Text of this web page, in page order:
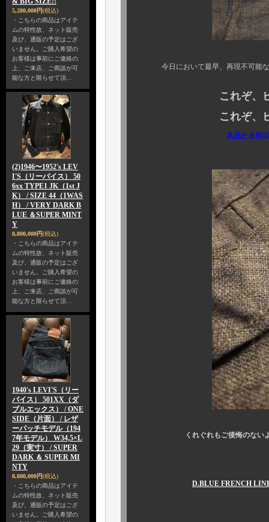
5,280,000円(税込)
・こちらの商品はアイテ
ムの特性故、ネット販売
及び、通販の予定はござ
いません。ご購入希望の
お客様は事前にご連絡の
上、ご来店、ご商談が可
能な方と限らせて頂…
(2)1946〜1952's LEV
I'S（リーバイス） 50
6xx TYPE1 JK（1st J
K） / SIZE 44（1WAS
H） / VERY DARK B
LUE ＆SUPER MINT
Y
8,800,000円(税込)
・こちらの商品はアイテ
ムの特性故、ネット販売
及び、通販の予定はござ
いません。ご購入希望の
お客様は事前にご連絡の
上、ご来店、ご商談が可
能な方と限らせて頂…
1940's LEVI'S（リー
バイス） 501XX（ダ
ブルエックス） / ONE
SIDE（片面） / レザ
ーパッチモデル（194
7年モデル） W34,5×L
29（実寸） / SUPER
DARK ＆ SUPER MI
NTY
8,800,000円(税込)
・こちらの商品はアイテ
ムの特性故、ネット販売
及び、通販の予定はござ
いません。ご購入希望の
今日において最早、再現不可能
これぞ、ビンテー
これぞ、ビンテー
名品たる所以、本物たる
くれぐれもご後悔のないよう、
D.BLUE FRENCH